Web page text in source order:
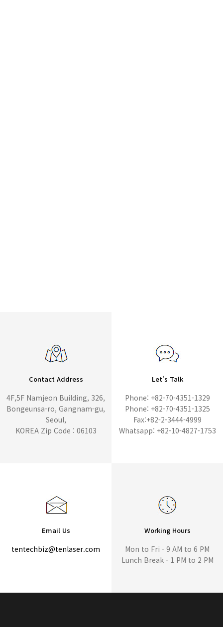
Contact Address
4F,5F Namjeon Building, 326,
Bongeunsa-ro, Gangnam-gu,
Seoul,
KOREA Zip Code : 06103
Let's Talk
Phone: +82-70-4351-1329
Phone: +82-70-4351-1325
Fax:+82-2-3444-4999
Whatsapp: +82-10-4827-1753
Email Us
tentechbiz@tenlaser.com
Working Hours
Mon to Fri - 9 AM to 6 PM
Lunch Break - 1 PM to 2 PM